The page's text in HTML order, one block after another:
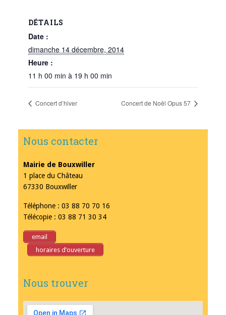
DÉTAILS
Date :
dimanche 14 décembre, 2014
Heure :
11 h 00 min à 19 h 00 min
Concert d’hiver Concert de Noël Opus 57
Nous contacter
Mairie de Bouxwiller
1 place du Château
67330 Bouxwiller
Téléphone : 03 88 70 70 16
Télécopie : 03 88 71 30 34
email
horaires d’ouverture
Nous trouver